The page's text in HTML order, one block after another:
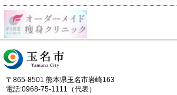
〒865-8501 熊本県玉名市岩崎163
電話:0968-75-1111（代表）